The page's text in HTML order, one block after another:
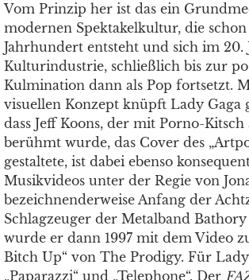
Vom Prinzip her ist das ein
modernen Spektakelkultur, die schon
Jahrhundert entsteht und sich im 20.
Kulturindustrie, schließlich bis zur
Kulmination dann als Pop fortsetzt.
visuellen Konzept knüpft Lady Gaga
dass Jeff Koons, der mit Porno-Kitsch
berühmt wurde, das Cover des
gestaltete, ist dabei ebenso
Musikvideos unter der Regie von
bezeichnenderweise Anfang der
Schlagzeuger der Metalband
wurde er dann 1997 mit dem Video
Bitch Up“ von The Prodigy. Für
„Paparazzi“ und „Telephone“. Der